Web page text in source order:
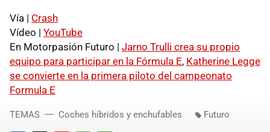
Vía | Crash
Vídeo | YouTube
En Motorpasión Futuro | Jarno Trulli crea su propio
equipo para participar en la Fórmula E, Katherine Legge
se convierte en la primera piloto del campeonato
Formula E
TEMAS Coches híbridos y enchufables Futuro